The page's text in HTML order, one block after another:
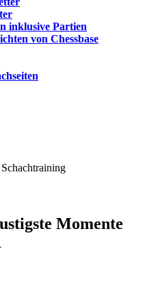
inklusive Partien
von Chessbase
Momente